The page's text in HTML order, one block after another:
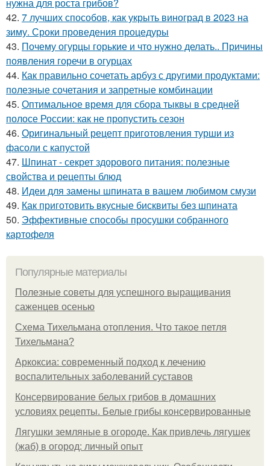
42. 7 лучших способов, как укрыть виноград в 2023 на
зиму. Сроки проведения процедуры
43. Почему огурцы горькие и что нужно делать.. Причины
появления горечи в огурцах
44. Как правильно сочетать арбуз с другими продуктами:
полезные сочетания и запретные комбинации
45. Оптимальное время для сбора тыквы в средней
полосе России: как не пропустить сезон
46. Оригинальный рецепт приготовления турши из
фасоли с капустой
47. Шпинат - секрет здорового питания: полезные
свойства и рецепты блюд
48. Идеи для замены шпината в вашем любимом смузи
49. Как приготовить вкусные бисквиты без шпината
50. Эффективные способы просушки собранного
картофеля
Популярные материалы
Полезные советы для успешного выращивания
саженцев осенью
Схема Тихельмана отопления. Что такое петля
Тихельмана?
Аркоксиа: современный подход к лечению
воспалительных заболеваний суставов
Консервирование белых грибов в домашних
условиях рецепты. Белые грибы консервированные
Лягушки земляные в огороде. Как привлечь лягушек
(жаб) в огород: личный опыт